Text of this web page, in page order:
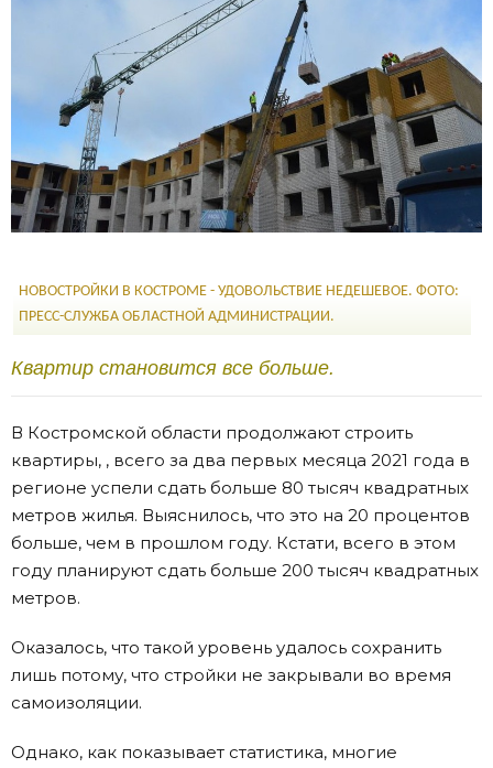
НОВОСТРОЙКИ В КОСТРОМЕ - УДОВОЛЬСТВИЕ НЕДЕШЕВОЕ. ФОТО:
ПРЕСС-СЛУЖБА ОБЛАСТНОЙ АДМИНИСТРАЦИИ.
Квартир становится все больше.
В Костромской области продолжают строить
квартиры, , всего за два первых месяца 2021 года в
регионе успели сдать больше 80 тысяч квадратных
метров жилья. Выяснилось, что это на 20 процентов
больше, чем в прошлом году. Кстати, всего в этом
году планируют сдать больше 200 тысяч квадратных
метров.
Оказалось, что такой уровень удалось сохранить
лишь потому, что стройки не закрывали во время
самоизоляции.
Однако, как показывает статистика, многие